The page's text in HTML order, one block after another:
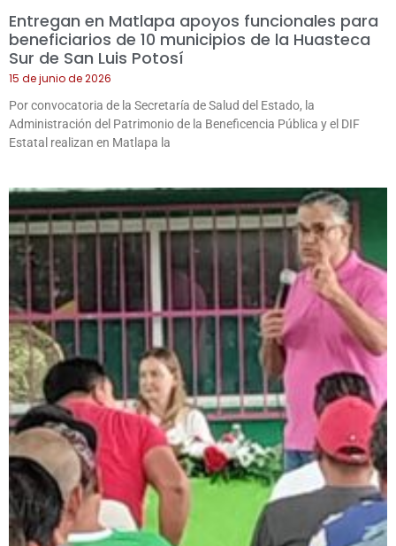
Entregan en Matlapa apoyos funcionales para
beneficiarios de 10 municipios de la Huasteca
Sur de San Luis Potosí
15 de junio de 2026
Por convocatoria de la Secretaría de Salud del Estado, la
Administración del Patrimonio de la Beneficencia Pública y el DIF
Estatal realizan en Matlapa la